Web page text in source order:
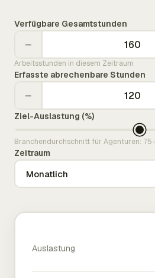
Verfügbare Gesamtstunden
−
Arbeitsstunden in diesem Zeitraum
Erfasste abrechenbare Stunden
−
Ziel-Auslastung (%)
Branchendurchschnitt für Agenturen:
Zeitraum
Auslastung